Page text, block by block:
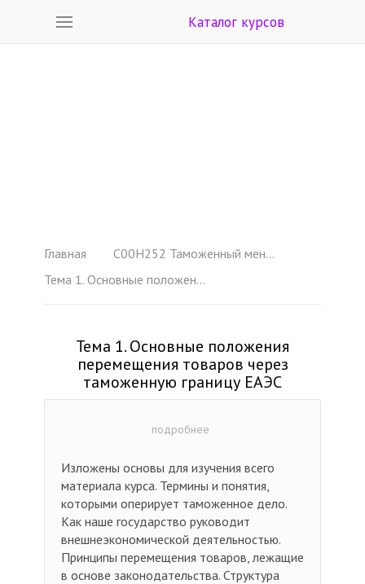
Каталог курсов
Главная
C00H252 Таможенный менеджмент (менеджмент ВЭД)
Тема 1. Основные положения перемещения товаров через таможенную границу ЕАЭС
Тема 1. Основные положения
перемещения товаров через
таможенную границу ЕАЭС
подробнее
Изложены основы для изучения всего
материала курса. Термины и понятия,
которыми оперирует таможенное дело.
Как наше государство руководит
внешнеэкономической деятельностью.
Принципы перемещения товаров, лежащие
в основе законодательства. Структура